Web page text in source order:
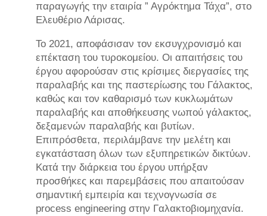
παραγωγής την εταιρία ” Αγρόκτημα Τάχα”, στο
Ελευθέριο Λάρισας.
Το 2021, αποφάσισαν τον εκσυγχρονισμό και
επέκταση του τυροκομείου. Οι απαιτήσεις του
έργου αφορούσαν στις κρίσιμες διεργασίες της
παραλαβής και της παστερίωσης του Γάλακτος,
καθώς και τον καθαρισμό των κυκλωμάτων
παραλαβής και αποθήκευσης νωπού γάλακτος,
δεξαμενών παραλαβής και βυτίων.
Επιπρόσθετα, περιλάμβανε την μελέτη και
εγκατάσταση όλων των εξυπηρετικών δικτύων.
Κατά την διάρκεια του έργου υπήρξαν
προσθήκες και παρεμβάσεις που απαιτούσαν
σημαντική εμπειρία και τεχνογνωσία σε
process engineering στην Γαλακτοβιομηχανία.